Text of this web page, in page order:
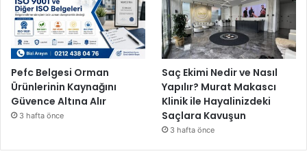
Pefc Belgesi Orman
Ürünlerinin Kaynağını
Güvence Altına Alır
3 hafta önce
Saç Ekimi Nedir ve Nasıl
Yapılır? Murat Makascı
Klinik ile Hayalinizdeki
Saçlara Kavuşun
3 hafta önce